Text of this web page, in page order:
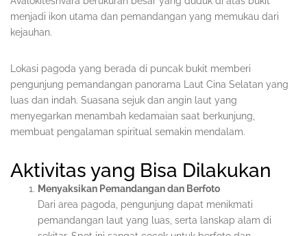
menjadi ikon utama dan pemandangan yang memukau dari
kejauhan.
Lokasi pagoda yang berada di puncak bukit memberi
pengunjung pemandangan panorama Laut Cina Selatan yang
luas dan indah. Suasana sejuk dan angin laut yang
menyegarkan menambah kedamaian saat berkunjung,
membuat pengalaman spiritual semakin mendalam.
Aktivitas yang Bisa Dilakukan
Menyaksikan Pemandangan dan Berfoto
Dari area pagoda, pengunjung dapat menikmati
pemandangan laut yang luas, serta lanskap alam di